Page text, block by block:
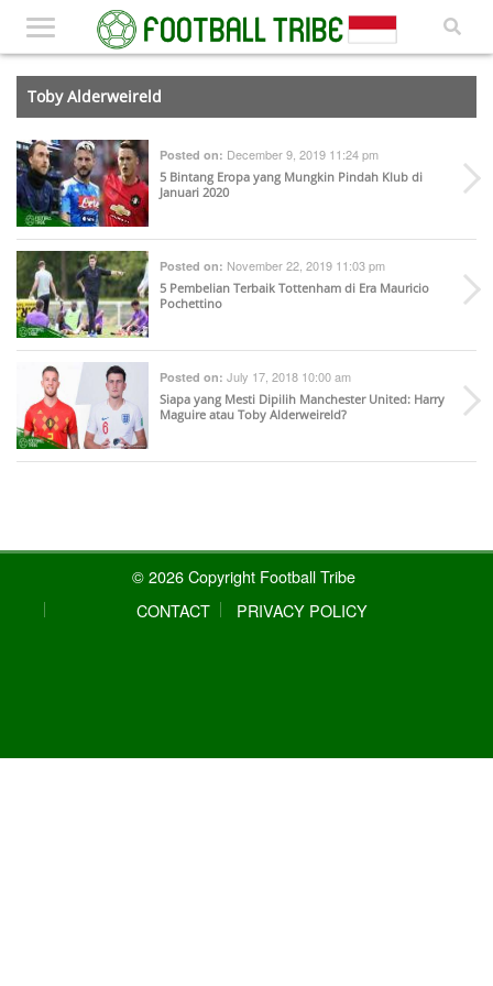
Toby Alderweireld
Posted on: December 9, 2019 11:24 pm
5 Bintang Eropa yang Mungkin Pindah Klub di
Januari 2020
Posted on: November 22, 2019 11:03 pm
5 Pembelian Terbaik Tottenham di Era Mauricio
Pochettino
Posted on: July 17, 2018 10:00 am
Siapa yang Mesti Dipilih Manchester United: Harry
Maguire atau Toby Alderweireld?
© 2026 Copyright Football Tribe
CONTACT
PRIVACY POLICY